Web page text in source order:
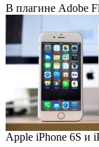
В плагине Adobe
Apple iPhone 6S и